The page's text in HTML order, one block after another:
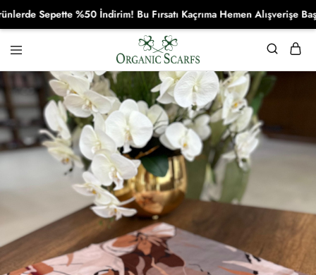
Organikscarf
Sepette %50 İndirim! Bu Fırsatı Kaçrıma Hemen Alışverişe Başla!